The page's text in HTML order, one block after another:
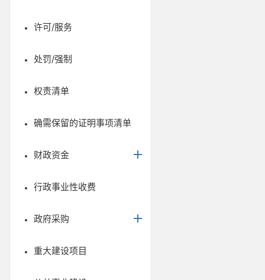
许可/服务
处罚/强制
权责清单
确需保留的证明事项清单
财政资金
行政事业性收费
政府采购
重大建设项目